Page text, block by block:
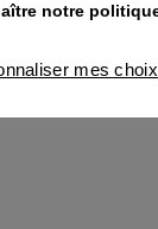
notre
mes choix